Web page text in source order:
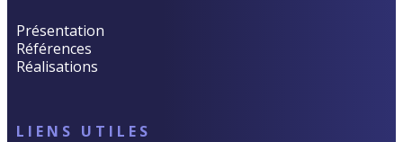
Présentation
Références
Réalisations
LIENS UTILES